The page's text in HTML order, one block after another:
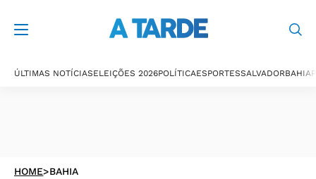
ÚLTIMAS NOTÍCIASELEIÇÕES 2026POLÍTICAESPORTESSALVADORBAHIA
HOME>BAHIA